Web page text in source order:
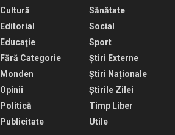
Cultură
Editorial
Educaţie
Fără Categorie
Monden
Opinii
Politică
Publicitate
Sănătate
Social
Sport
Știri Externe
Știri Naționale
Știrile Zilei
Timp Liber
Utile